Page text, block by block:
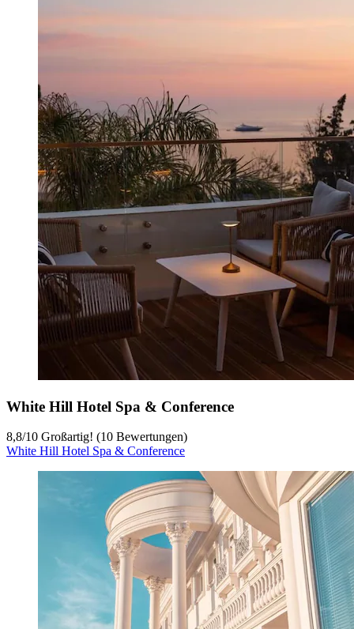
White Hill Hotel Spa & Conference
8,8/10 Großartig! (10 Bewertungen)
White Hill Hotel Spa & Conference